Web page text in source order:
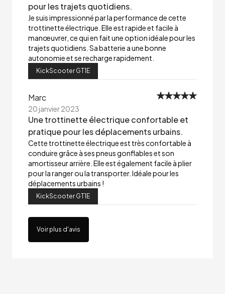
pour les trajets quotidiens.
Je suis impressionné par la performance de cette
trottinette électrique. Elle est rapide et facile à
manœuvrer, ce qui en fait une option idéale pour les
trajets quotidiens. Sa batterie a une bonne
autonomie et se recharge rapidement.
KickScooter GT1E
Marc
20 janvier 2023
Une trottinette électrique confortable et
pratique pour les déplacements urbains.
Cette trottinette électrique est très confortable à
conduire grâce à ses pneus gonflables et son
amortisseur arrière. Elle est également facile à plier
pour la ranger ou la transporter. Idéale pour les
déplacements urbains !
KickScooter GT1E
Voir plus d'avis